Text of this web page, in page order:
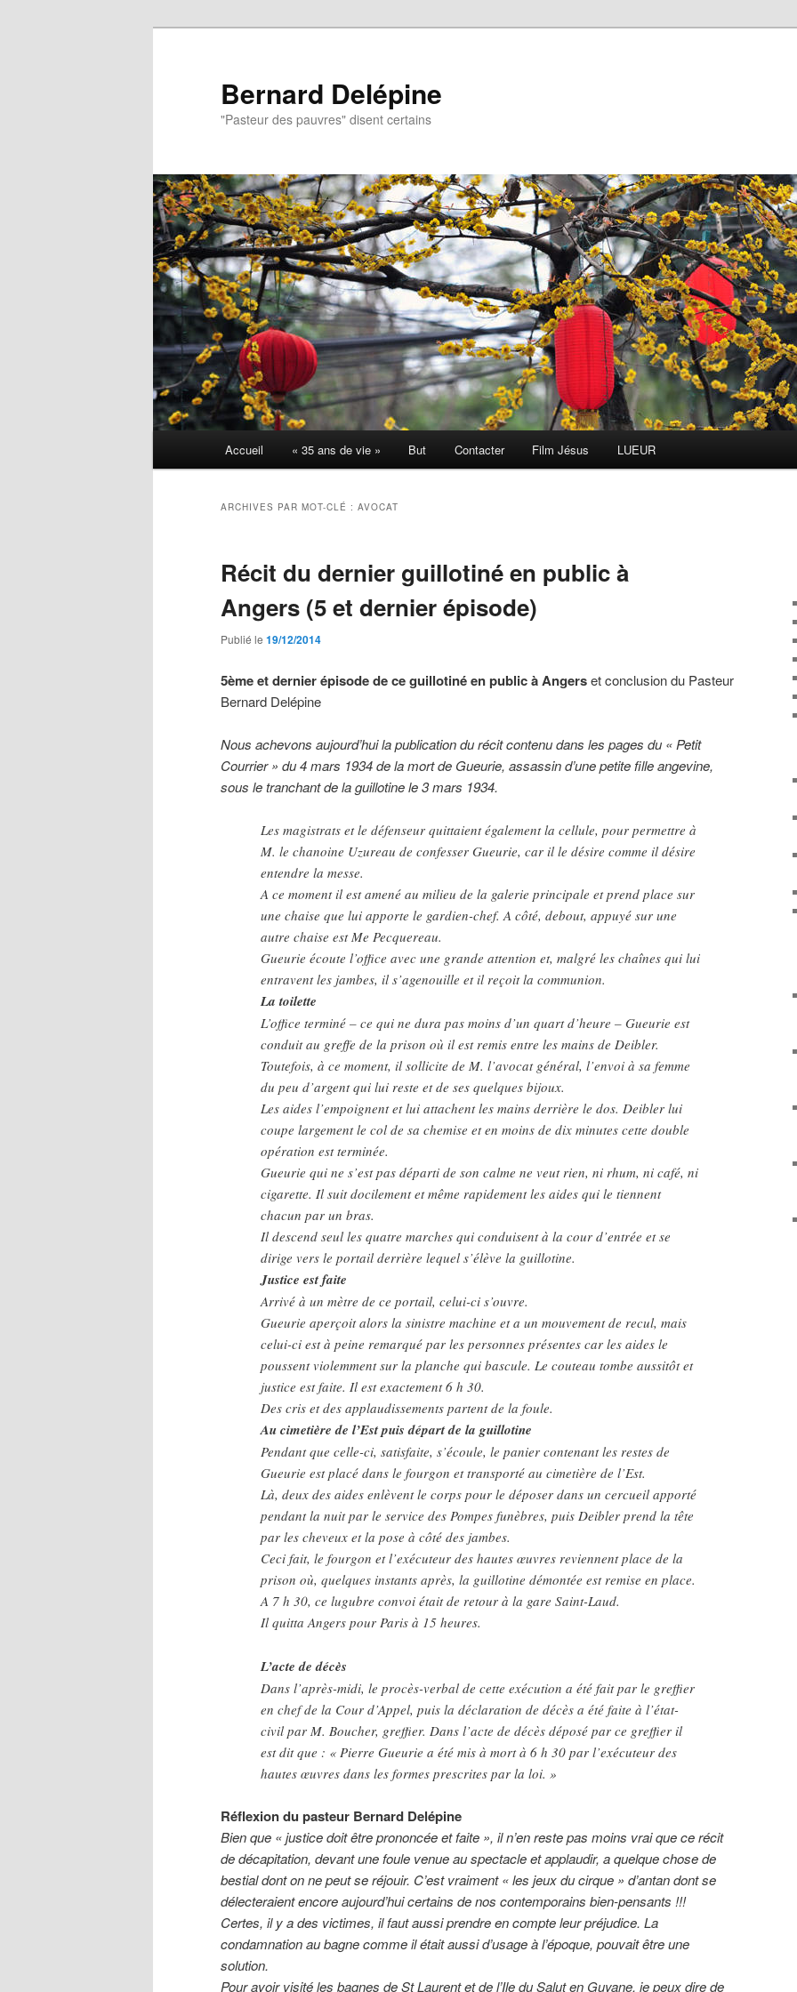
Bernard Delépine
"Pasteur des pauvres" disent certains
Accueil « 35 ans de vie » But Contacter Film Jésus LUEUR
ARCHIVES PAR MOT-CLÉ : AVOCAT
Récit du dernier guillotiné en public à
Angers (5 et dernier épisode)
Publié le 19/12/2014
5ème et dernier épisode de ce guillotiné en public à Angerset conclusion du Pasteur
Bernard Delépine
Nous achevons aujourd’hui la publication du récit contenu dans les pages du « Petit
Courrier » du 4 mars 1934 de la mort de Gueurie, assassin d’une petite fille angevine,
sous le tranchant de la guillotine le 3 mars 1934.
Les magistrats et le défenseur quittaient également la cellule, pour permettre à
M. le chanoine Uzureau de confesser Gueurie, car il le désire comme il désire
entendre la messe.
A ce moment il est amené au milieu de la galerie principale et prend place sur
une chaise que lui apporte le gardien-chef. A côté, debout, appuyé sur une
autre chaise est Me Pecquereau.
Gueurie écoute l’office avec une grande attention et, malgré les chaînes qui lui
entravent les jambes, il s’agenouille et il reçoit la communion.
La toilette
L’office terminé – ce qui ne dura pas moins d’un quart d’heure – Gueurie est
conduit au greffe de la prison où il est remis entre les mains de Deibler.
Toutefois, à ce moment, il sollicite de M. l’avocat général, l’envoi à sa femme
du peu d’argent qui lui reste et de ses quelques bijoux.
Les aides l’empoignent et lui attachent les mains derrière le dos. Deibler lui
coupe largement le col de sa chemise et en moins de dix minutes cette double
opération est terminée.
Gueurie qui ne s’est pas départi de son calme ne veut rien, ni rhum, ni café, ni
cigarette. Il suit docilement et même rapidement les aides qui le tiennent
chacun par un bras.
Il descend seul les quatre marches qui conduisent à la cour d’entrée et se
dirige vers le portail derrière lequel s’élève la guillotine.
Justice est faite
Arrivé à un mètre de ce portail, celui-ci s’ouvre.
Gueurie aperçoit alors la sinistre machine et a un mouvement de recul, mais
celui-ci est à peine remarqué par les personnes présentes car les aides le
poussent violemment sur la planche qui bascule. Le couteau tombe aussitôt et
justice est faite. Il est exactement 6 h 30.
Des cris et des applaudissements partent de la foule.
Au cimetière de l’Est puis départ de la guillotine
Pendant que celle-ci, satisfaite, s’écoule, le panier contenant les restes de
Gueurie est placé dans le fourgon et transporté au cimetière de l’Est.
Là, deux des aides enlèvent le corps pour le déposer dans un cercueil apporté
pendant la nuit par le service des Pompes funèbres, puis Deibler prend la tête
par les cheveux et la pose à côté des jambes.
Ceci fait, le fourgon et l’exécuteur des hautes œuvres reviennent place de la
prison où, quelques instants après, la guillotine démontée est remise en place.
A 7 h 30, ce lugubre convoi était de retour à la gare Saint-Laud.
Il quitta Angers pour Paris à 15 heures.
L’acte de décès
Dans l’après-midi, le procès-verbal de cette exécution a été fait par le greffier
en chef de la Cour d’Appel, puis la déclaration de décès a été faite à l’état-
civil par M. Boucher, greffier. Dans l’acte de décès déposé par ce greffier il
est dit que : « Pierre Gueurie a été mis à mort à 6 h 30 par l’exécuteur des
hautes œuvres dans les formes prescrites par la loi. »
Réflexion du pasteur Bernard Delépine
Bien que « justice doit être prononcée et faite », il n’en reste pas moins vrai que ce récit
de décapitation, devant une foule venue au spectacle et applaudir, a quelque chose de
bestial dont on ne peut se réjouir. C’est vraiment « les jeux du cirque » d’antan dont se
délecteraient encore aujourd’hui certains de nos contemporains bien-pensants !!!
Certes, il y a des victimes, il faut aussi prendre en compte leur préjudice. La
condamnation au bagne comme il était aussi d’usage à l’époque, pouvait être une
solution.
Pour avoir visité les bagnes de St Laurent et de l’Ile du Salut en Guyane, je peux dire de